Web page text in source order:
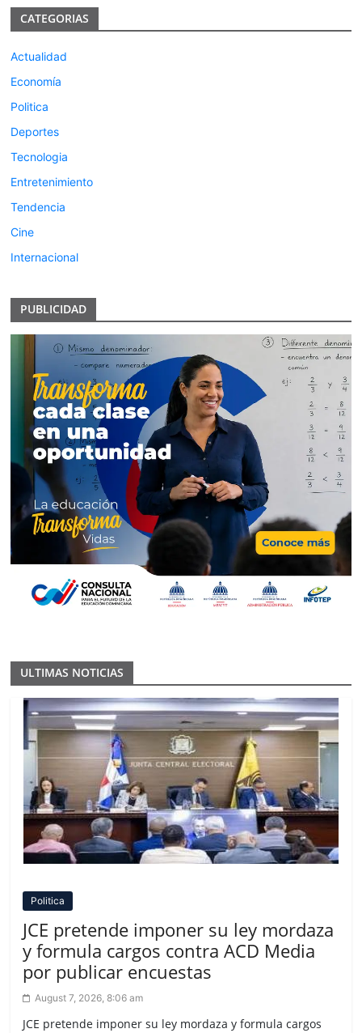
CATEGORIAS
Actualidad
Economía
Politica
Deportes
Tecnologia
Entretenimiento
Tendencia
Cine
Internacional
PUBLICIDAD
ULTIMAS NOTICIAS
Politica
JCE pretende imponer su ley mordaza
y formula cargos contra ACD Media
por publicar encuestas
August 7, 2026, 8:06 am
JCE pretende imponer su ley mordaza y formula cargos